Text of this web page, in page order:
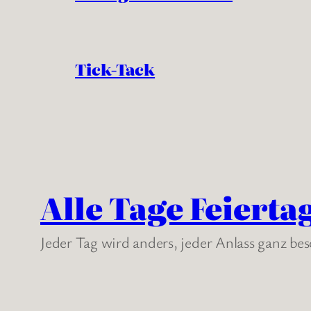
Tick-Tack
Alle Tage
Jeder Tag wird anders, jeder Anlass ganz